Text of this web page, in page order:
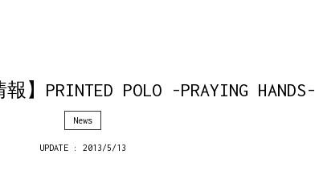
】PRINTED POLO -PRAYING HANDS-
News
UPDATE : 2013/5/13